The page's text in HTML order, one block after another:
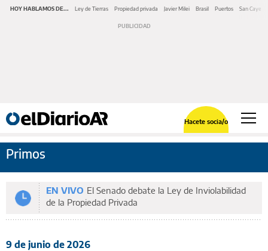
HOY HABLAMOS DE... Ley de Tierras Propiedad privada Javier Milei Brasil Puertos San
Hacete socia/o
Primos
EN VIVO El Senado debate la Ley de Inviolabilidad
de la Propiedad Privada
9 de junio de 2026